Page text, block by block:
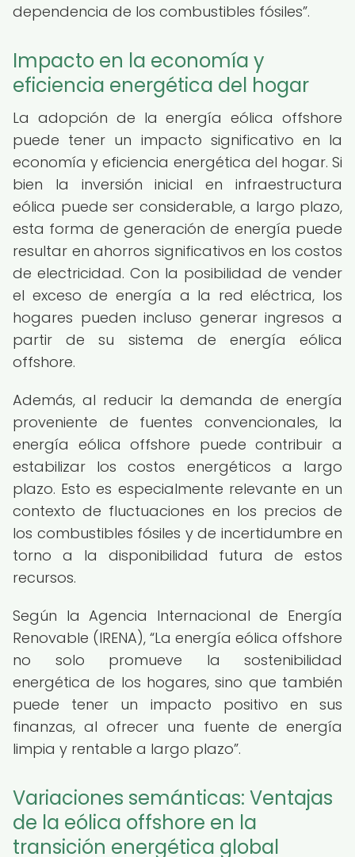
dependencia de los combustibles fósiles .
Impacto en la economía y
eficiencia energética del hogar
La adopción de la energía eólica offshore
puede tener un impacto significativo en la
economía y eficiencia energética del hogar. Si
bien la inversión inicial en infraestructura
eólica puede ser considerable, a largo plazo,
esta forma de generación de energía puede
resultar en ahorros significativos en los costos
de electricidad. Con la posibilidad de vender
el exceso de energía a la red eléctrica, los
hogares pueden incluso generar ingresos a
partir de su sistema de energía eólica
offshore.
Además, al reducir la demanda de energía
proveniente de fuentes convencionales, la
energía eólica offshore puede contribuir a
estabilizar los costos energéticos a largo
plazo. Esto es especialmente relevante en un
contexto de fluctuaciones en los precios de
los combustibles fósiles y de incertidumbre en
torno a la disponibilidad futura de estos
recursos.
Según la Agencia Internacional de Energía
Renovable (IRENA), La energía eólica offshore
no solo promueve la sostenibilidad
energética de los hogares, sino que también
puede tener un impacto positivo en sus
finanzas, al ofrecer una fuente de energía
limpia y rentable a largo plazo .
Variaciones semánticas: Ventajas
de la eólica offshore en la
transición energética global